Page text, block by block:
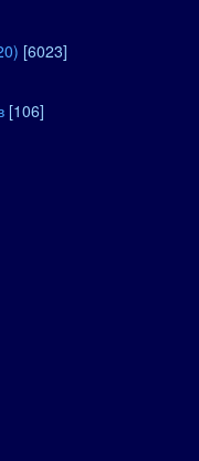
[6023]
[106]